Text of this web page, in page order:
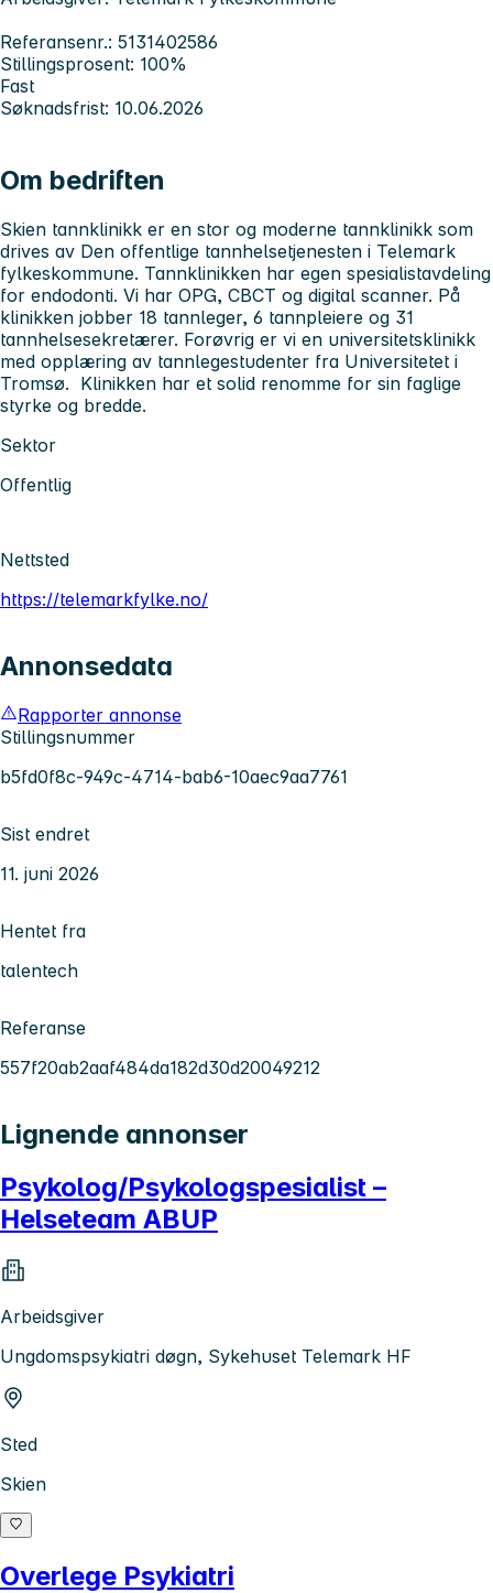
Referansenr.: 5131402586
Stillingsprosent: 100%
Fast
Søknadsfrist: 10.06.2026
Om bedriften
Skien tannklinikk er en stor og moderne tannklinikk som
drives av Den offentlige tannhelsetjenesten i Telemark
fylkeskommune. Tannklinikken har egen spesialistavdeling
for endodonti. Vi har OPG, CBCT og digital scanner. På
klinikken jobber 18 tannleger, 6 tannpleiere og 31
tannhelsesekretærer. Forøvrig er vi en universitetsklinikk
med opplæring av tannlegestudenter fra Universitetet i
Tromsø. Klinikken har et solid renomme for sin faglige
styrke og bredde.
Sektor
Offentlig
Nettsted
https://telemarkfylke.no/
Annonsedata
Rapporter annonse
Stillingsnummer
b5fd0f8c-949c-4714-bab6-10aec9aa7761
Sist endret
11. juni 2026
Hentet fra
talentech
Referanse
557f20ab2aaf484da182d30d20049212
Lignende annonser
Psykolog/Psykologspesialist –
Helseteam ABUP
Arbeidsgiver
Ungdomspsykiatri døgn, Sykehuset Telemark HF
Sted
Skien
Overlege Psykiatri